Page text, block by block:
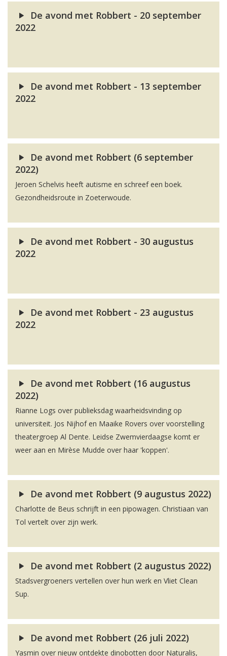
De avond met Robbert - 20 september
2022
De avond met Robbert - 13 september
2022
De avond met Robbert (6 september
2022)
Jeroen Schelvis heeft autisme en schreef een boek.
Gezondheidsroute in Zoeterwoude.
De avond met Robbert - 30 augustus
2022
De avond met Robbert - 23 augustus
2022
De avond met Robbert (16 augustus
2022)
Rianne Logs over publieksdag waarheidsvinding op
universiteit. Jos Nijhof en Maaike Rovers over voorstelling
theatergroep Al Dente. Leidse Zwemvierdaagse komt er
weer aan en Mirèse Mudde over haar 'koppen'.
De avond met Robbert (9 augustus 2022)
Charlotte de Beus schrijft in een pipowagen. Christiaan van
Tol vertelt over zijn werk.
De avond met Robbert (2 augustus 2022)
Stadsvergroeners vertellen over hun werk en Vliet Clean
Sup.
De avond met Robbert (26 juli 2022)
Yasmin over nieuw ontdekte dinobotten door Naturalis,